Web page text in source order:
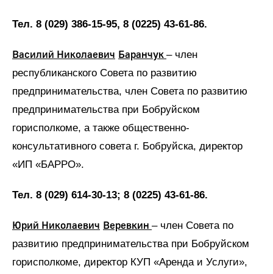
Тел. 8 (029) 386-15-95, 8 (0225) 43-61-86.
Василий Николаевич Баранчук – член
республиканского Совета по развитию
предпринимательства, член Совета по развитию
предпринимательства при Бобруйском
горисполкоме, а также общественно-
консультативного совета г. Бобруйска, директор
«ИП «БАРРО».
Тел. 8 (029) 614-30-13; 8 (0225) 43-61-86.
Юрий Николаевич Веревкин – член Совета по
развитию предпринимательства при Бобруйском
горисполкоме, директор КУП «Аренда и Услуги»,